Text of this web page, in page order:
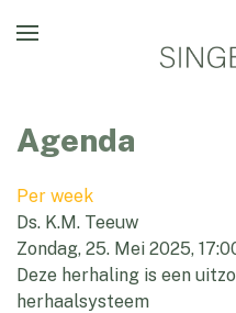
Agenda
Per week
Ds. K.M. Teeuw
Zondag, 25. Mei 2025,
Deze herhaling is een
herhaalsysteem